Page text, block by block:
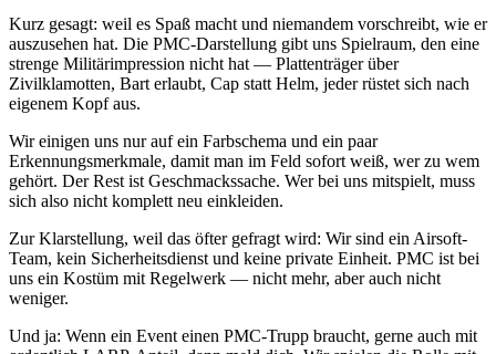
Kurz gesagt: weil es Spaß macht und niemandem vorschreibt, wie er
auszusehen hat. Die PMC-Darstellung gibt uns Spielraum, den eine
strenge Militärimpression nicht hat — Plattenträger über
Zivilklamotten, Bart erlaubt, Cap statt Helm, jeder rüstet sich nach
eigenem Kopf aus.
Wir einigen uns nur auf ein Farbschema und ein paar
Erkennungsmerkmale, damit man im Feld sofort weiß, wer zu wem
gehört. Der Rest ist Geschmackssache. Wer bei uns mitspielt, muss
sich also nicht komplett neu einkleiden.
Zur Klarstellung, weil das öfter gefragt wird: Wir sind ein Airsoft-
Team, kein Sicherheitsdienst und keine private Einheit. PMC ist bei
uns ein Kostüm mit Regelwerk — nicht mehr, aber auch nicht
weniger.
Und ja: Wenn ein Event einen PMC-Trupp braucht, gerne auch mit